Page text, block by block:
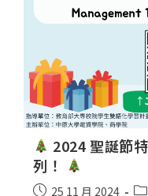
2024 聖誕節
列！
25 11 月 2024